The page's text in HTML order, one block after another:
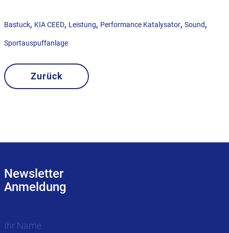
Bastuck, KIA CEED, Leistung, Performance Katalysator, Sound,
Sportauspuffanlage
Zurück
Newsletter
Anmeldung